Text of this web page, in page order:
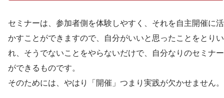
セミナーは、参加者側を体験しやすく、それを自主開催に活
かすことができますので、自分がいいと思ったことをとりい
れ、そうでないことをやらないだけで、自分なりのセミナー
ができるものです。
そのためには、やはり「開催」つまり実践が欠かせません。